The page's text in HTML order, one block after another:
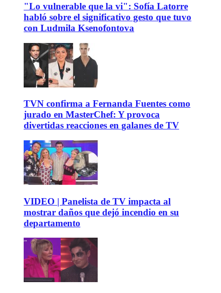
"Lo vulnerable que la vi": Sofía Latorre
habló sobre el significativo gesto que tuvo
con Ludmila Ksenofontova
TVN confirma a Fernanda Fuentes como
jurado en MasterChef: Y provoca
divertidas reacciones en galanes de TV
VIDEO | Panelista de TV impacta al
mostrar daños que dejó incendio en su
departamento